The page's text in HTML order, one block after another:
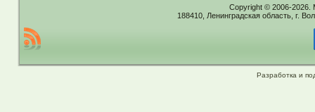
Copyright © 2006-2026.
188410, Ленинградская область, г.
Разработка и